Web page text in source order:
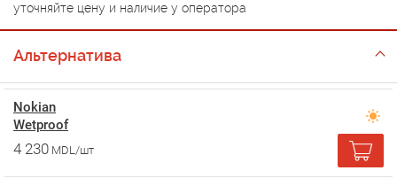
уточняйте цену и наличие у оператора
Альтернатива
Nokian
Wetproof
4 230 MDL/шт